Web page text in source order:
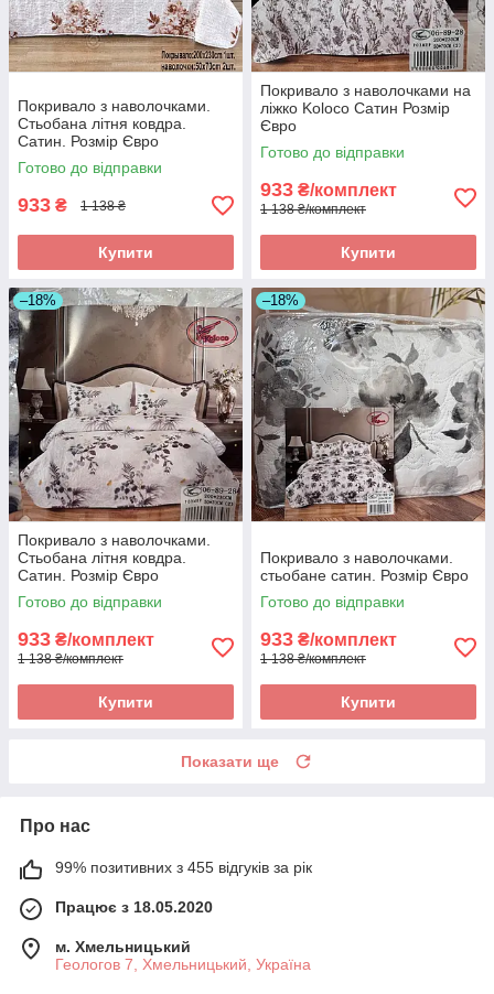
Покривало з наволочками.
Стьобана літня ковдра.
Сатин. Розмір Євро
Готово до відправки
933 ₴ 1 138 ₴
Купити
Покривало з наволочками на
ліжко Koloco Сатин Розмір
Євро
Готово до відправки
933 ₴/комплект
1 138 ₴/комплект
Купити
–18%
Покривало з наволочками.
Стьобана літня ковдра.
Сатин. Розмір Євро
Готово до відправки
933 ₴/комплект
1 138 ₴/комплект
Купити
–18%
Покривало з наволочками.
стьобане сатин. Розмір Євро
Готово до відправки
933 ₴/комплект
1 138 ₴/комплект
Купити
Показати ще
Про нас
99% позитивних з 455 відгуків за рік
Працює з 18.05.2020
м. Хмельницький
Геологов 7, Хмельницький, Україна